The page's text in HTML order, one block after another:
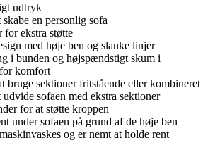
udtryk
en personlig sofa
for ekstra støtte
med høje ben og slanke linjer
i bunden og højspændstigt skum i
komfort
bruge sektioner fritstående eller kombineret
sofaen med ekstra sektioner
for at støtte kroppen
under sofaen på grund af de høje ben
og er nemt at holde rent